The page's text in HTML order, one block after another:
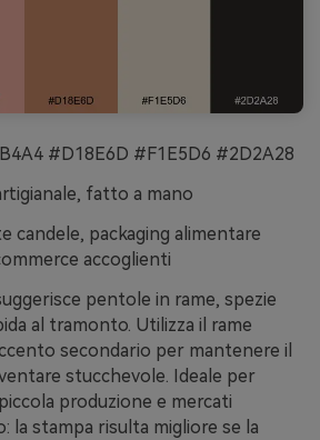
#D18E6D #F1E5D6 #2D2A28
fatto a mano
candele, packaging alimentare
accoglienti
pentole in rame, spezie
al tramonto. Utilizza il rame
secondario per mantenere il
stucchevole. Ideale per
produzione e mercati
la stampa risulta migliore se la